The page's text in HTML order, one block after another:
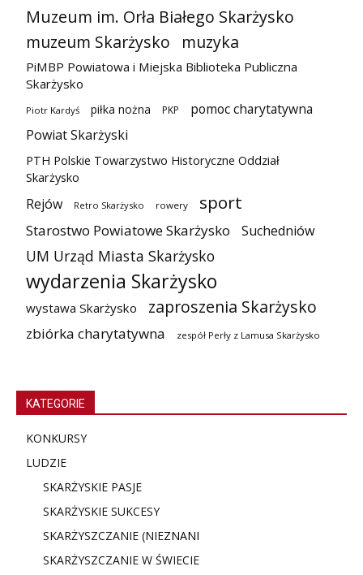
Muzeum im. Orła Białego Skarżysko
muzeum Skarżysko
muzyka
PiMBP Powiatowa i Miejska Biblioteka Publiczna
Skarżysko
Piotr Kardyś piłka nożna PKP
pomoc charytatywna
Powiat Skarżyski
PTH Polskie Towarzystwo Historyczne Oddział
Skarżysko
Rejów Retro Skarżysko rowery sport
Starostwo Powiatowe Skarżysko Suchedniów
UM Urząd Miasta Skarżysko
wydarzenia Skarżysko
wystawa Skarżysko zaproszenia Skarżysko
zbiórka charytatywna zespół Perły z Lamusa Skarżysko
KATEGORIE
KONKURSY
LUDZIE
SKARŻYSKIE PASJE
SKARŻYSKIE SUKCESY
SKARŻYSZCZANIE (NIEZNANI
SKARŻYSZCZANIE W ŚWIECIE